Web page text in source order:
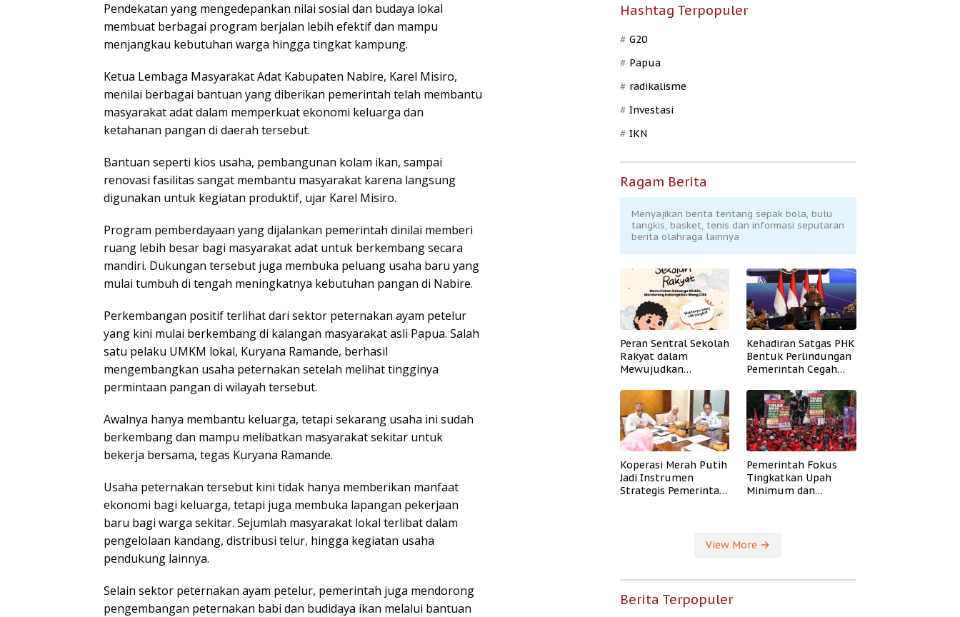
Pendekatan yang mengedepankan nilai sosial dan budaya lokal
membuat berbagai program berjalan lebih efektif dan mampu
menjangkau kebutuhan warga hingga tingkat kampung.
Ketua Lembaga Masyarakat Adat Kabupaten Nabire, Karel Misiro,
menilai berbagai bantuan yang diberikan pemerintah telah membantu
masyarakat adat dalam memperkuat ekonomi keluarga dan
ketahanan pangan di daerah tersebut.
Bantuan seperti kios usaha, pembangunan kolam ikan, sampai
renovasi fasilitas sangat membantu masyarakat karena langsung
digunakan untuk kegiatan produktif, ujar Karel Misiro.
Program pemberdayaan yang dijalankan pemerintah dinilai memberi
ruang lebih besar bagi masyarakat adat untuk berkembang secara
mandiri. Dukungan tersebut juga membuka peluang usaha baru yang
mulai tumbuh di tengah meningkatnya kebutuhan pangan di Nabire.
Perkembangan positif terlihat dari sektor peternakan ayam petelur
yang kini mulai berkembang di kalangan masyarakat asli Papua. Salah
satu pelaku UMKM lokal, Kuryana Ramande, berhasil
mengembangkan usaha peternakan setelah melihat tingginya
permintaan pangan di wilayah tersebut.
Awalnya hanya membantu keluarga, tetapi sekarang usaha ini sudah
berkembang dan mampu melibatkan masyarakat sekitar untuk
bekerja bersama, tegas Kuryana Ramande.
Usaha peternakan tersebut kini tidak hanya memberikan manfaat
ekonomi bagi keluarga, tetapi juga membuka lapangan pekerjaan
baru bagi warga sekitar. Sejumlah masyarakat lokal terlibat dalam
pengelolaan kandang, distribusi telur, hingga kegiatan usaha
pendukung lainnya.
Selain sektor peternakan ayam petelur, pemerintah juga mendorong
pengembangan peternakan babi dan budidaya ikan melalui bantuan
Hashtag Terpopuler
G20
Papua
radikalisme
Investasi
IKN
Ragam Berita
Menyajikan berita tentang sepak bola, bulu
tangkis, basket, tenis dan informasi seputaran
berita olahraga lainnya
Peran Sentral Sekolah
Rakyat dalam
Mewujudkan
Kehadiran Satgas PHK
Bentuk Perlindungan
Pemerintah Cegah
Koperasi Merah Putih
Jadi Instrumen
Strategis Pemerintah
Pemerintah Fokus
Tingkatkan Upah
Minimum dan
View More
Berita Terpopuler